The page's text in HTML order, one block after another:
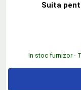
Suita
In stoc furnizor -